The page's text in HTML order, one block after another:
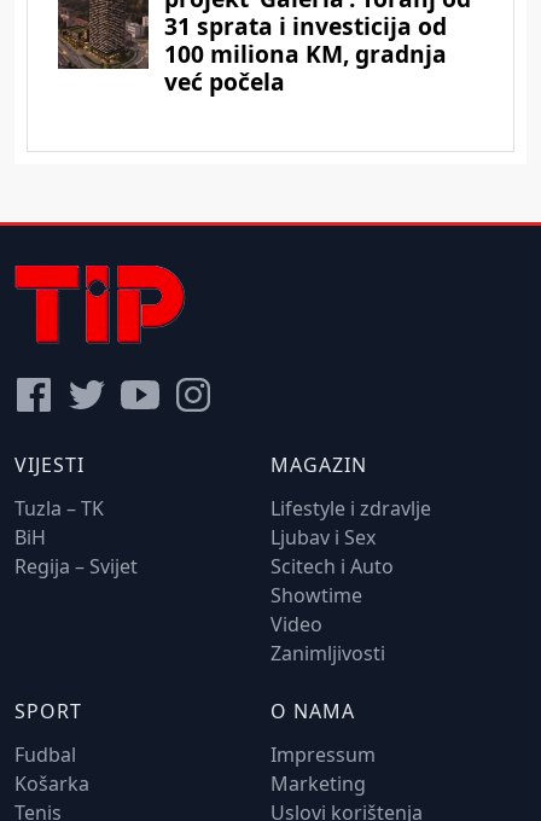
VIJESTI
Tuzla – TK
BiH
Regija – Svijet
MAGAZIN
Lifestyle i zdravlje
Ljubav i Sex
Scitech i Auto
Showtime
Video
Zanimljivosti
SPORT
Fudbal
Košarka
Tenis
O NAMA
Impressum
Marketing
Uslovi korištenja